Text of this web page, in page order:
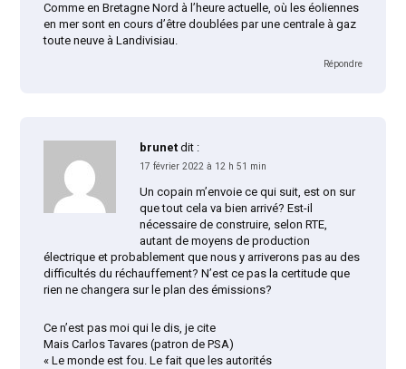
Comme en Bretagne Nord à l’heure actuelle, où les éoliennes
en mer sont en cours d’être doublées par une centrale à gaz
toute neuve à Landivisiau.
Répondre
brunet dit :
17 février 2022 à 12 h 51 min
Un copain m’envoie ce qui suit, est on sur
que tout cela va bien arrivé? Est-il
nécessaire de construire, selon RTE,
autant de moyens de production
électrique et probablement que nous y arriverons pas au des
difficultés du réchauffement? N’est ce pas la certitude que
rien ne changera sur le plan des émissions?
Ce n’est pas moi qui le dis, je cite
Mais Carlos Tavares (patron de PSA)
« Le monde est fou. Le fait que les autorités